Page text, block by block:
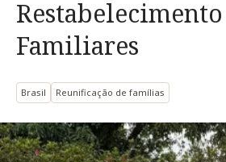
Familiares
Brasil Reunificação de famílias